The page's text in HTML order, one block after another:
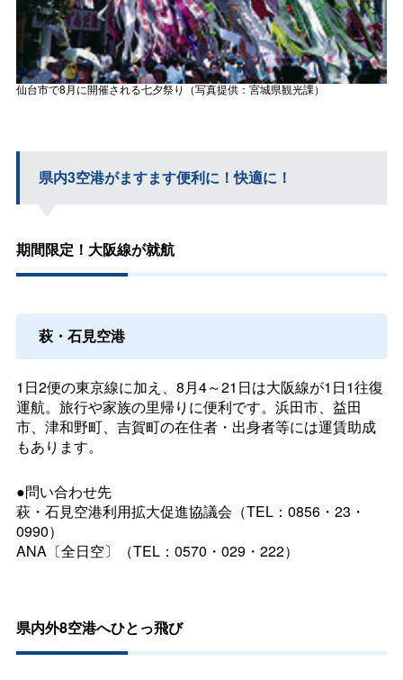
仙台市で8月に開催される七夕祭り（写真提供：宮城県観光課）
県内3空港がますます便利に！快適に！
期間限定！大阪線が就航
萩・石見空港
1日2便の東京線に加え、8月4～21日は大阪線が1日1往復
運航。旅行や家族の里帰りに便利です。浜田市、益田
市、津和野町、吉賀町の在住者・出身者等には運賃助成
もあります。
●問い合わせ先
萩・石見空港利用拡大促進協議会（TEL：0856・23・
0990）
ANA〔全日空〕（TEL：0570・029・222）
県内外8空港へひとっ飛び